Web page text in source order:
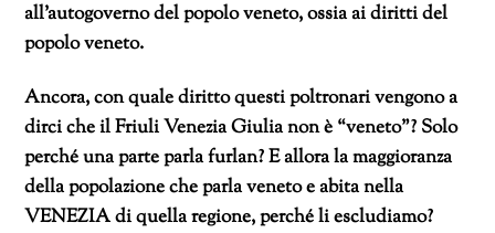
all’autogoverno del popolo veneto, ossia ai diritti del
popolo veneto.
Ancora, con quale diritto questi poltronari vengono a
dirci che il Friuli Venezia Giulia non è “veneto”? Solo
perché una parte parla furlan? E allora la maggioranza
della popolazione che parla veneto e abita nella
VENEZIA di quella regione, perché li escludiamo?